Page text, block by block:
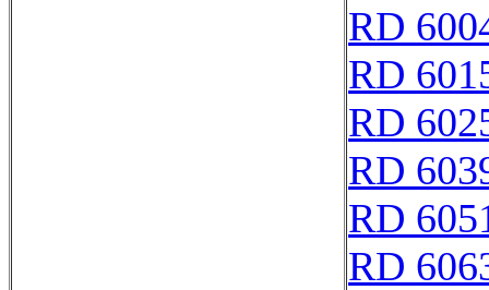
RD
RD
RD
RD
RD
RD